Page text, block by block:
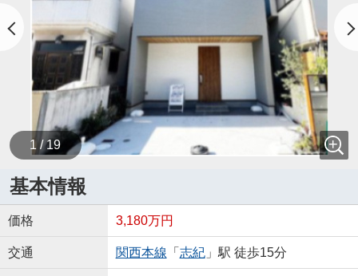
1 / 19
基本情報
価格 3,180万円
交通 関西本線 「 志紀」駅 徒歩15分